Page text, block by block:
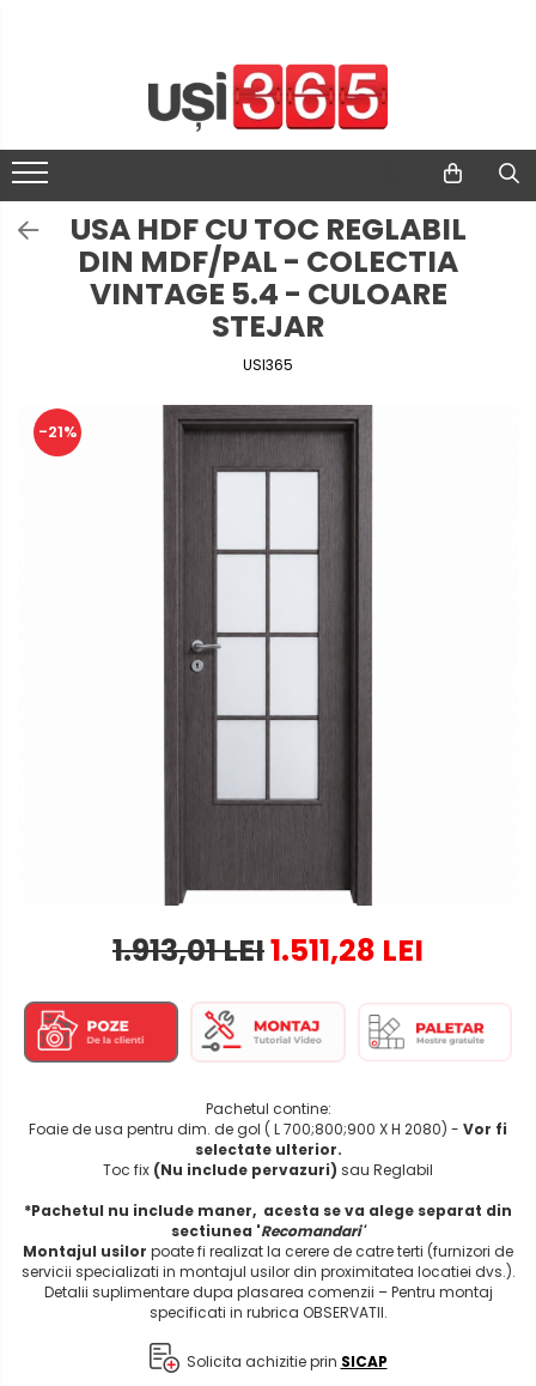
USA HDF CU TOC REGLABIL
DIN MDF/PAL - COLECTIA
VINTAGE 5.4 - CULOARE
STEJAR
USI365
-21%
1.913,01 LEI1.511,28 LEI
Pachetul contine:
Foaie de usa pentru dim. de gol ( L 700;800;900 X H 2080) - Vor fi
selectate ulterior.
Toc fix (Nu include pervazuri) sau Reglabil
*Pachetul nu include maner, acesta se va alege separat din
sectiunea 'Recomandari'
Montajul usilor poate fi realizat la cerere de catre terti (furnizori de
servicii specializati in montajul usilor din proximitatea locatiei dvs.).
Detalii suplimentare dupa plasarea comenzii – Pentru montaj
specificati in rubrica OBSERVATII.
Solicita achizitie prin SICAP